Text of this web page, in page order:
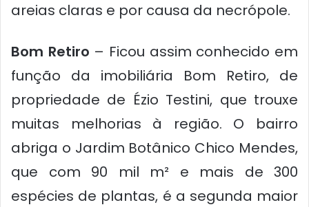
areias claras e por causa da necrópole.
Bom Retiro – Ficou assim conhecido em
função da imobiliária Bom Retiro, de
propriedade de Ézio Testini, que trouxe
muitas melhorias à região. O bairro
abriga o Jardim Botânico Chico Mendes,
que com 90 mil m² e mais de 300
espécies de plantas, é a segunda maior